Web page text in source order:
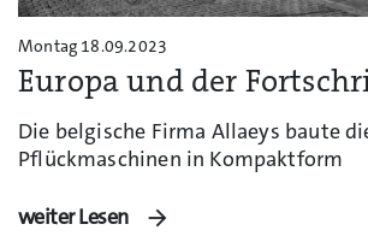
Montag 18.09.2023
Europa und der
Die belgische Firma Allaeys baute
Pflückmaschinen in Kompaktform
weiter Lesen